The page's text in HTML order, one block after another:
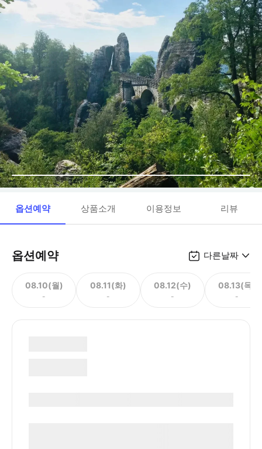
옵션예약 상품소개 이용정보 리뷰
옵션예약 다른날짜
08.10(월)
-
08.11(화)
-
08.12(수)
-
08.13(목)
-